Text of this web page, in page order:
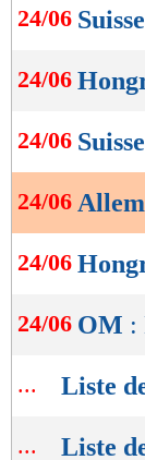
de
OK
24/06 Suisse
24/06
24/06 Suisse
24/06
24/06
24/06 OM :
... Liste
... Liste